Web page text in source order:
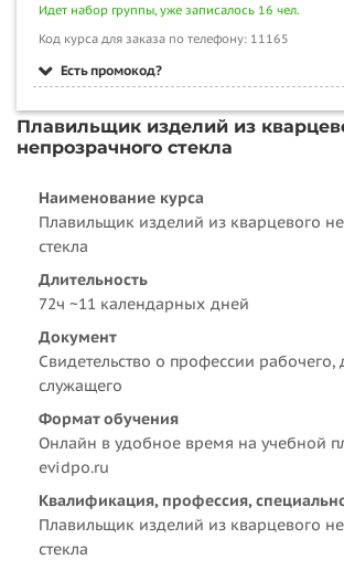
Идет набор группы, уже записалось 16 чел.
Код курса для заказа по телефону: 11165
Есть промокод?
Плавильщик изделий из
непрозрачного стекла
Наименование курса
Плавильщик изделий из кварцевого
стекла
Длительность
72ч ~11 календарных дней
Документ
Свидетельство о профессии рабочего,
служащего
Формат обучения
Онлайн в удобное время на учебной
evidpo.ru
Квалификация, профессия,
Плавильщик изделий из кварцевого
стекла